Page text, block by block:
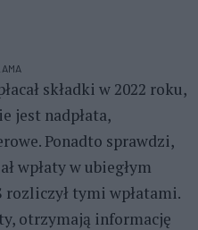
składki w 2022 roku,
jest nadpłata,
Ponadto sprawdzi,
wpłaty w ubiegłym
tymi wpłatami.
otrzymają informację